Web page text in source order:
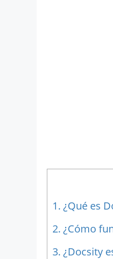
1. ¿Qué es
2. ¿Cómo
3. ¿Docsity